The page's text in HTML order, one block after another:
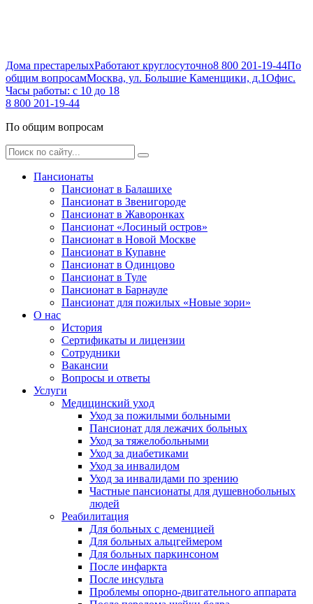
Дома престарелыхРаботают круглосуточно8 800 201-19-44По
общим вопросамМосква, ул. Большие Каменщики, д.1Офис.
Часы работы: с 10 до 18
8 800 201-19-44
По общим вопросам
Пансионаты
Пансионат в Балашихе
Пансионат в Звенигороде
Пансионат в Жаворонках
Пансионат «Лосиный остров»
Пансионат в Новой Москве
Пансионат в Купавне
Пансионат в Одинцово
Пансионат в Туле
Пансионат в Барнауле
Пансионат для пожилых «Новые зори»
О нас
История
Сертификаты и лицензии
Сотрудники
Вакансии
Вопросы и ответы
Услуги
Медицинский уход
Уход за пожилыми больными
Пансионат для лежачих больных
Уход за тяжелобольными
Уход за диабетиками
Уход за инвалидом
Уход за инвалидами по зрению
Частные пансионаты для душевнобольных
людей
Реабилитация
Для больных с деменцией
Для больных альцгеймером
Для больных паркинсоном
После инфаркта
После инсульта
Проблемы опорно-двигательного аппарата